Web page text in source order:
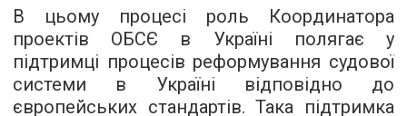
В цьому процесі роль Координатора
проектів ОБСЄ в Україні полягає у
підтримці процесів реформування судової
системи в Україні відповідно до
європейських стандартів. Така підтримка